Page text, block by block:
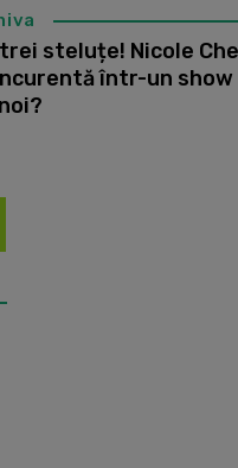
steluțe! Nicole
într-un show